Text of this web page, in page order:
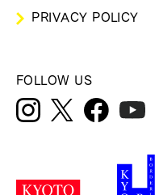
PRIVACY POLICY
FOLLOW US